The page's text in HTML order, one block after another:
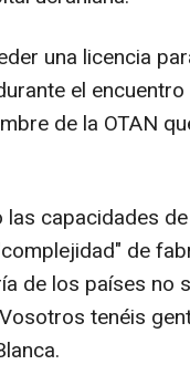
una licencia
el
de la OTAN
capacidades
de
de los países no
tenéis